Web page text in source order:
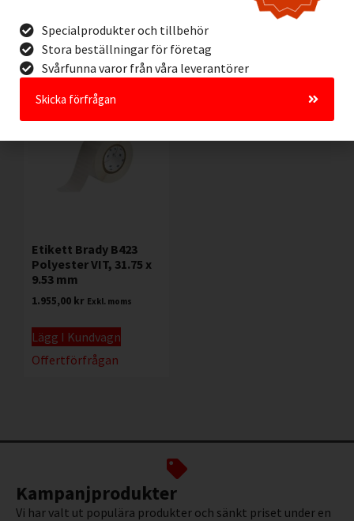
Offertförfrågan
Lägg I Kundvagn
Offertförfrågan
Etikett Brady B423
Polyester VIT, 31.75 x
9.53 mm
1.955,00 kr Exkl. moms
Lägg I Kundvagn
Offertförfrågan
Kampanjprodukter
Vi har valt ut populära produkter och sänkt priset under en
Specialprodukter och tillbehör
Stora beställningar för företag
Svårfunna varor från våra leverantörer
Skicka förfrågan